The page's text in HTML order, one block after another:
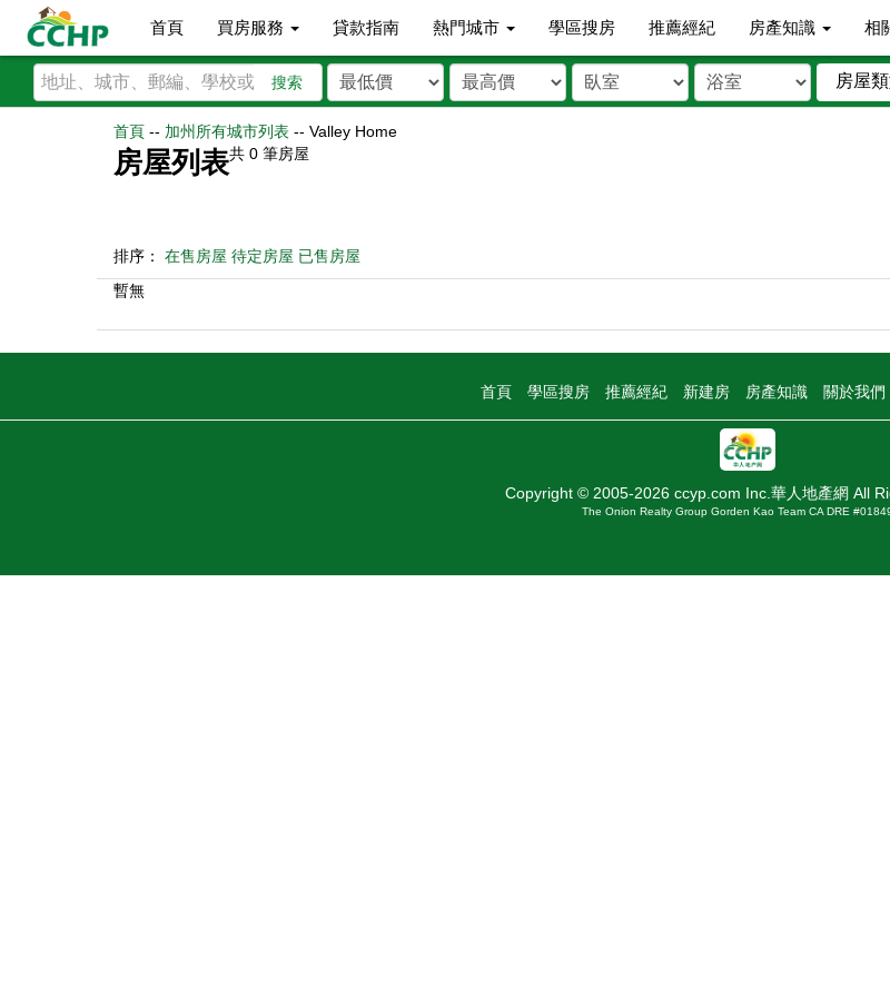
首頁 買房服務 貸款指南 熱門城市 學區搜房 推薦經紀 房產知識 相
搜索 房屋
首頁 -- 加州所有城市列表 -- Valley Home
房屋列表共 0 筆房屋
排序： 在售房屋 待定房屋 已售房屋
暫無
首頁 學區搜房 推薦經紀 新建房 房產知識 關於我們
Copyright © 2005-2026 ccyp.com Inc.華人地產網 All
The Onion Realty Group Gorden Kao Team CA DRE